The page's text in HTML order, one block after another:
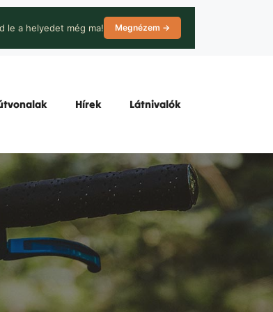
le a helyedet még ma! Megnézem →
Hírek Látnivalók